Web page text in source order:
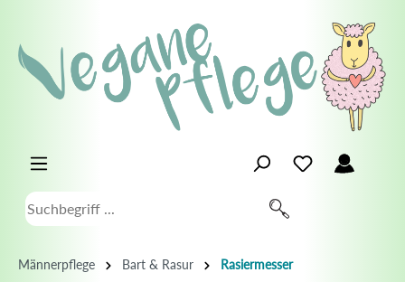
Männerpflege Bart & Rasur Rasiermesser